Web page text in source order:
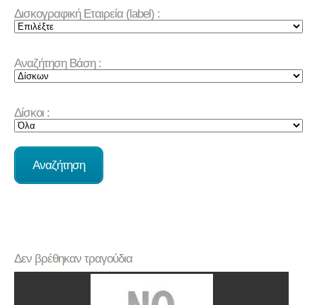
Δισκογραφική Εταιρεία (label) :
Αναζήτηση Βάση :
Δίσκοι :
Δεν βρέθηκαν τραγούδια